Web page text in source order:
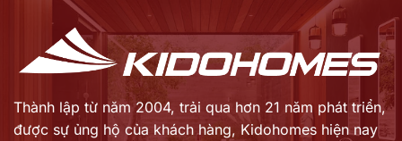
Thành lập từ năm 2004, trải qua hơn 21 năm phát triển,
được sự ủng hộ của khách hàng, Kidohomes hiện nay